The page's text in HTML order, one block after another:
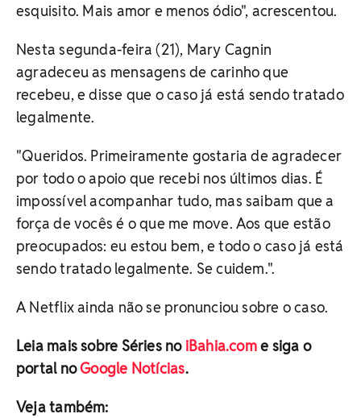
esquisito. Mais amor e menos ódio", acrescentou.
Nesta segunda-feira (21), Mary Cagnin
agradeceu as mensagens de carinho que
recebeu, e disse que o caso já está sendo tratado
legalmente.
"Queridos. Primeiramente gostaria de agradecer
por todo o apoio que recebi nos últimos dias. É
impossível acompanhar tudo, mas saibam que a
força de vocês é o que me move. Aos que estão
preocupados: eu estou bem, e todo o caso já está
sendo tratado legalmente. Se cuidem.".
A Netflix ainda não se pronunciou sobre o caso.
Leia mais sobre Séries no iBahia.come siga o
portal noGoogle Notícias.
Veja também: